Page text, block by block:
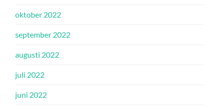
oktober 2022
september 2022
augusti 2022
juli 2022
juni 2022